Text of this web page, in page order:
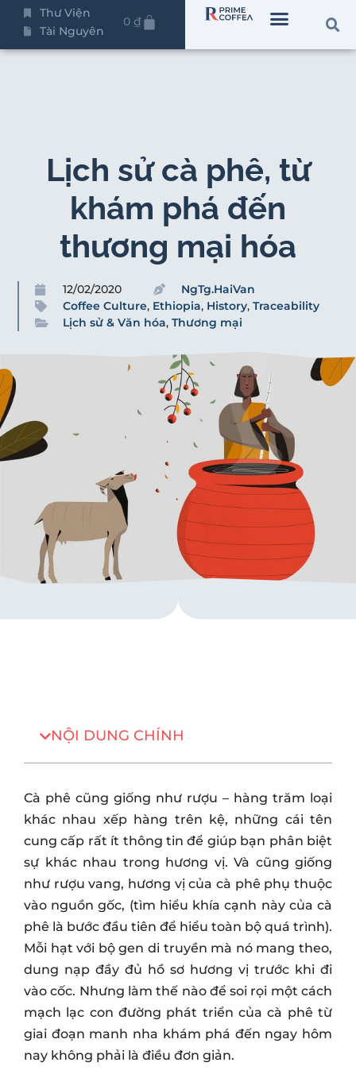
Thư Viện
Tài Nguyên
0 ₫
Lịch sử cà phê, từ
khám phá đến
thương mại hóa
12/02/2020
NgTg.HaiVan
Coffee Culture, Ethiopia, History,Traceability
Lịch sử & Văn hóa,Thương mại
NỘI DUNG CHÍNH
Cà phê cũng giống như rượu – hàng trăm loại
khác nhau xếp hàng trên kệ, những cái tên
cung cấp rất ít thông tin để giúp bạn phân biệt
sự khác nhau trong hương vị. Và cũng giống
như rượu vang, hương vị của cà phê phụ thuộc
vào nguồn gốc, (tìm hiểu khía cạnh này của cà
phê là bước đầu tiên để hiểu toàn bộ quá trình).
Mỗi hạt với bộ gen di truyền mà nó mang theo,
dung nạp đầy đủ hồ sơ hương vị trước khi đi
vào cốc. Nhưng làm thế nào để soi rọi một cách
mạch lạc con đường phát triển của cà phê từ
giai đoạn manh nha khám phá đến ngay hôm
nay không phải là điều đơn giản.